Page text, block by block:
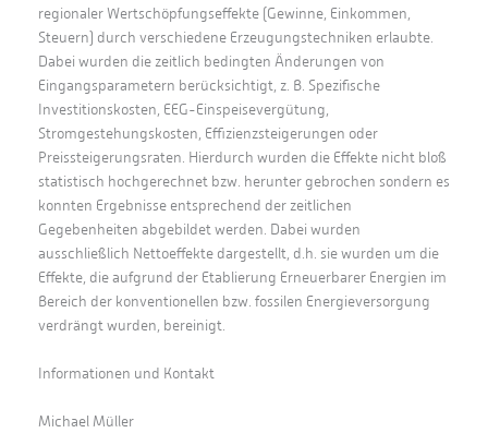
regionaler Wertschöpfungseffekte (Gewinne, Einkommen,
Steuern) durch verschiedene Erzeugungstechniken erlaubte.
Dabei wurden die zeitlich bedingten Änderungen von
Eingangsparametern berücksichtigt, z. B. Spezifische
Investitionskosten, EEG-Einspeisevergütung,
Stromgestehungskosten, Effizienzsteigerungen oder
Preissteigerungsraten. Hierdurch wurden die Effekte nicht bloß
statistisch hochgerechnet bzw. herunter gebrochen sondern es
konnten Ergebnisse entsprechend der zeitlichen
Gegebenheiten abgebildet werden. Dabei wurden
ausschließlich Nettoeffekte dargestellt, d.h. sie wurden um die
Effekte, die aufgrund der Etablierung Erneuerbarer Energien im
Bereich der konventionellen bzw. fossilen Energieversorgung
verdrängt wurden, bereinigt.
Informationen und Kontakt
Michael Müller